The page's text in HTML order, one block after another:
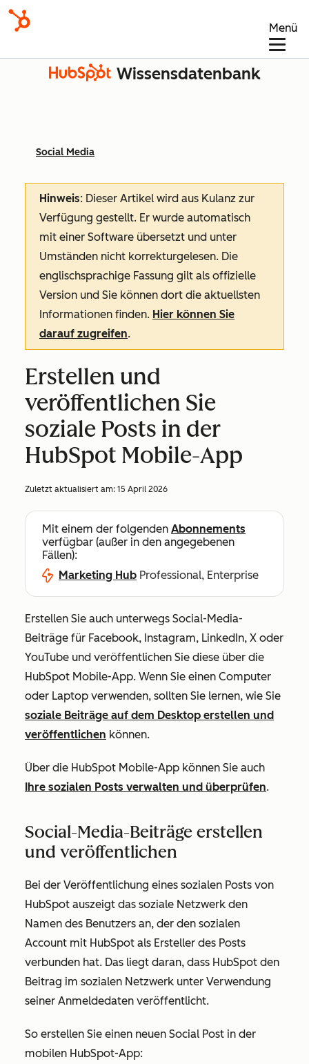
Menü
Wissensdatenbank
Social Media
Hinweis: Dieser Artikel wird aus Kulanz zur
Verfügung gestellt. Er wurde automatisch
mit einer Software übersetzt und unter
Umständen nicht korrekturgelesen. Die
englischsprachige Fassung gilt als offizielle
Version und Sie können dort die aktuellsten
Informationen finden. Hier können Sie
darauf zugreifen.
Erstellen und
veröffentlichen Sie
soziale Posts in der
HubSpot Mobile-App
Zuletzt aktualisiert am: 15 April 2026
Mit einem der folgenden Abonnements
verfügbar (außer in den angegebenen
Fällen):
Marketing Hub Professional, Enterprise
Erstellen Sie auch unterwegs Social-Media-
Beiträge für Facebook, Instagram, LinkedIn, X oder
YouTube und veröffentlichen Sie diese über die
HubSpot Mobile-App. Wenn Sie einen Computer
oder Laptop verwenden, sollten Sie lernen, wie Sie
soziale Beiträge auf dem Desktop erstellen und
veröffentlichen können.
Über die HubSpot Mobile-App können Sie auch
Ihre sozialen Posts verwalten und überprüfen.
Social-Media-Beiträge erstellen
und veröffentlichen
Bei der Veröffentlichung eines sozialen Posts von
HubSpot auszeigt das soziale Netzwerk den
Namen des Benutzers an, der den sozialen
Account mit HubSpot als Ersteller des Posts
verbunden hat. Das liegt daran, dass HubSpot den
Beitrag im sozialen Netzwerk unter Verwendung
seiner Anmeldedaten veröffentlicht.
So erstellen Sie einen neuen Social Post in der
mobilen HubSpot-App: